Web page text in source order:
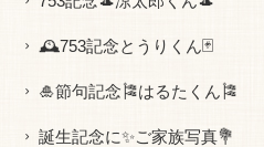
🕰753記念とうりくん🃏
🎍節句記念🎏はるたくん🎏
誕生記念に✨ご家族写真💐